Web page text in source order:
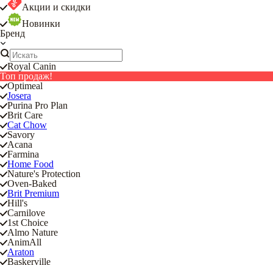
Акции и скидки
Новинки
Бренд
Royal Canin
Топ продаж!
Optimeal
Josera
Purina Pro Plan
Brit Care
Cat Chow
Savory
Acana
Farmina
Home Food
Nature's Protection
Oven-Baked
Brit Premium
Hill's
Carnilove
1st Choice
Almo Nature
AnimAll
Araton
Baskerville